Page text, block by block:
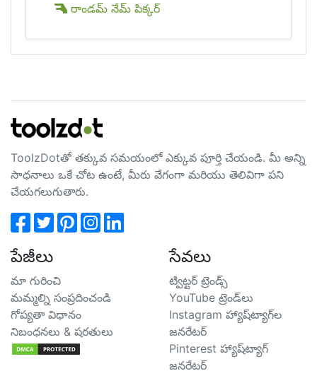
రాండమ్ నేమ్ పిక్కర్
ToolzDotతో తక్కువ సమయంలో ఎక్కువ పూర్తి చేయండి. మీ అన్ని
సాధనాలు ఒకే చోట ఉంటే, మీరు వేగంగా మరియు తెలివిగా పని
చేయగలుగుతారు.
పేజీలు
మా గురించి
మమ్మల్ని సంప్రదించండి
గోప్యతా విధానం
నిబంధనలు & షరతులు
సేవలు
ట్విట్టర్ ట్రెండ్స్
YouTube ట్రెండ్‌లు
Instagram హ్యాష్‌ట్యాగ్‌ల
జనరేటర్
Pinterest హ్యాష్‌ట్యాగ్
జనరేటర్